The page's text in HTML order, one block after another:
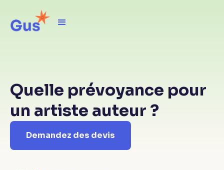
Quelle prévoyance pour
un artiste auteur ?
Demandez des devis